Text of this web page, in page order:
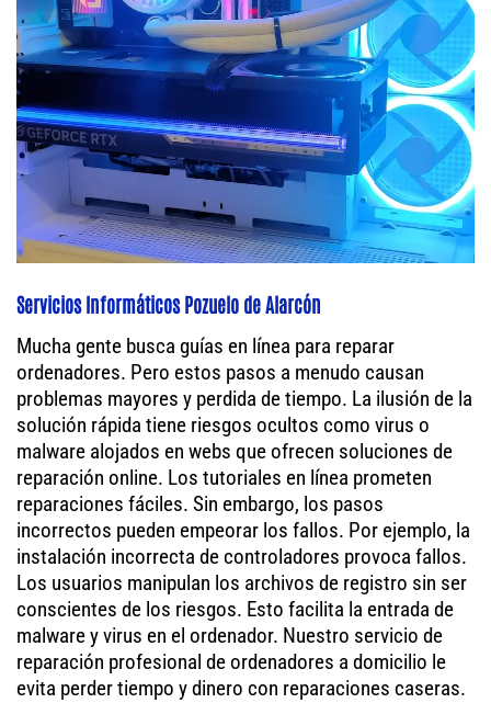
Servicios Informáticos Pozuelo de Alarcón
Mucha gente busca guías en línea para reparar
ordenadores. Pero estos pasos a menudo causan
problemas mayores y perdida de tiempo. La ilusión de la
solución rápida tiene riesgos ocultos como virus o
malware alojados en webs que ofrecen soluciones de
reparación online. Los tutoriales en línea prometen
reparaciones fáciles. Sin embargo, los pasos
incorrectos pueden empeorar los fallos. Por ejemplo, la
instalación incorrecta de controladores provoca fallos.
Los usuarios manipulan los archivos de registro sin ser
conscientes de los riesgos. Esto facilita la entrada de
malware y virus en el ordenador. Nuestro servicio de
reparación profesional de ordenadores a domicilio le
evita perder tiempo y dinero con reparaciones caseras.